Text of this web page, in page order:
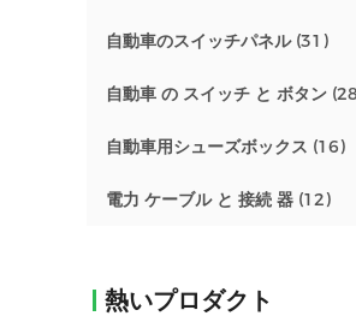
自動車のスイッチパネル(31)
自動車 の スイッチ と ボタン
自動車用シューズボックス (16)
電力 ケーブル と 接続 器 (12)
熱いプロダクト